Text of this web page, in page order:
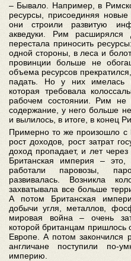
– Бывало. Например, в
ресурсы, присоединяя
они строили развитую
акведуки. Рим расширялся
перестала приносить
одной стороны, в леса и
провинции больше не
объема ресурсов
падать. Но у них имелась
которая требовала
рабочем состоянии. Рим не
содержание, у него больше
и вылилось, в итоге, в конец
Примерно то же произошло с
рост доходов, рост затрат
доход пропадает, и лет
Британская империя –
работали паровозы,
развивалась. Возникла
захватывала все больше
А потом Британская
добычи угля, металлов,
мировая война – очень
которой британцам пришлось
Европе. А потом закончился
англичане поступили по-
империю.